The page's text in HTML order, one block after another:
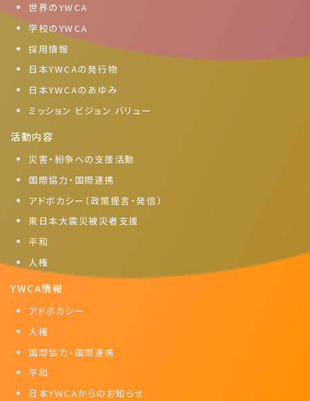
世界のYWCA
学校のYWCA
採用情報
日本YWCAの発行物
日本YWCAのあゆみ
ミッション ビジョン バリュー
活動内容
災害・紛争への支援活動
国際協力・国際連携
アドボカシー（政策提言・発信）
東日本大震災被災者支援
平和
人権
YWCA情報
アドボカシー
人権
国際協力・国際連携
平和
日本YWCAからのお知らせ